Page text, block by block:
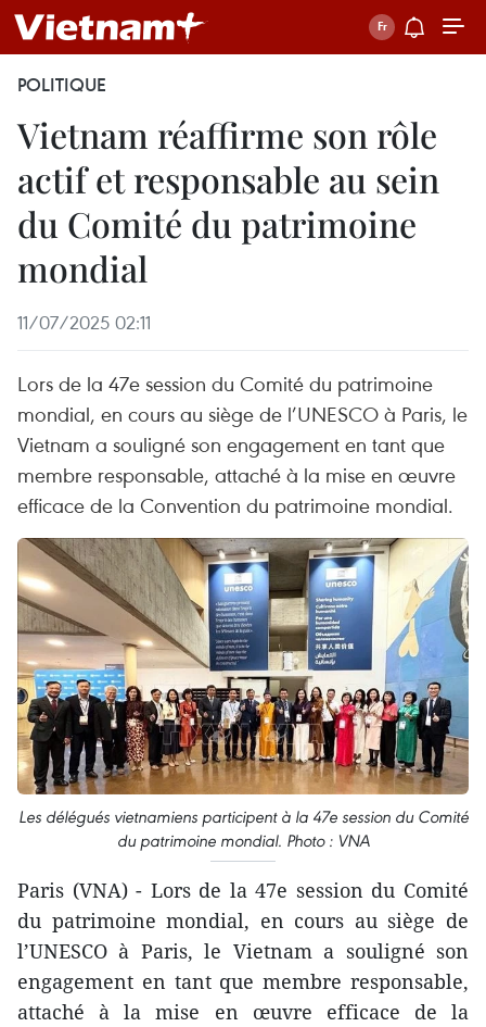
POLITIQUE
Vietnam réaffirme son rôle
actif et responsable au sein
du Comité du patrimoine
mondial
11/07/2025 02:11
Lors de la 47e session du Comité du patrimoine
mondial, en cours au siège de l’UNESCO à Paris, le
Vietnam a souligné son engagement en tant que
membre responsable, attaché à la mise en œuvre
efficace de la Convention du patrimoine mondial.
Les délégués vietnamiens participent à la 47e session du Comité
du patrimoine mondial. Photo : VNA
Paris (VNA) - Lors de la 47e session du Comité
du patrimoine mondial, en cours au siège de
l’UNESCO à Paris, le Vietnam a souligné son
engagement en tant que membre responsable,
attaché à la mise en œuvre efficace de la